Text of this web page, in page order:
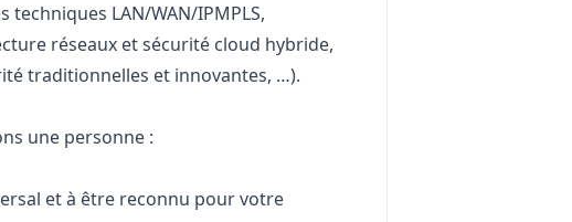
techniques LAN/WAN/IPMPLS,
réseaux et sécurité cloud hybride,
traditionnelles et innovantes, …).
une personne :
et à être reconnu pour votre